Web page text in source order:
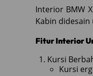
Interior BMW
Kabin
Fitur Interior
Kursi
Kursi